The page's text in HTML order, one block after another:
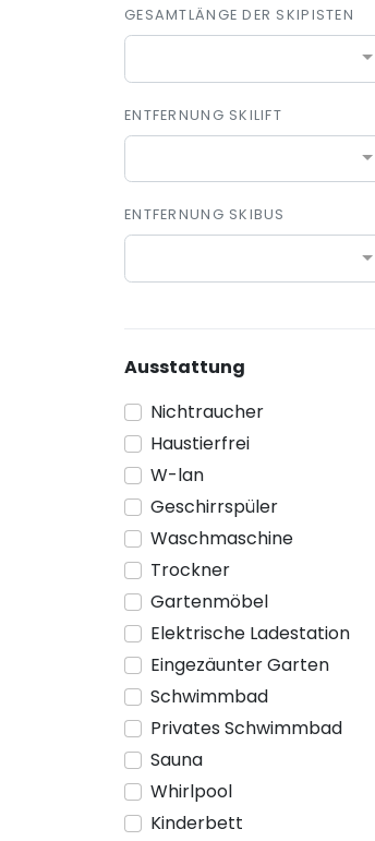
GESAMTLÄNGE DER SKIPISTEN
ENTFERNUNG SKILIFT
ENTFERNUNG SKIBUS
Ausstattung
Nichtraucher
Haustierfrei
W-lan
Geschirrspüler
Waschmaschine
Trockner
Gartenmöbel
Elektrische Ladestation
Eingezäunter Garten
Schwimmbad
Privates Schwimmbad
Sauna
Whirlpool
Kinderbett